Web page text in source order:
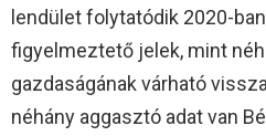
lendület folytatódik 2020-
figyelmeztető jelek, mint
gazdaságának várható
néhány aggasztó adat van